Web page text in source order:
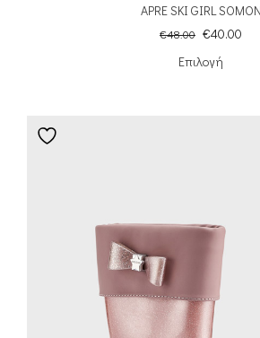
APRE SKI GIRL SOMON
€48.00 €40.00
Επιλογή